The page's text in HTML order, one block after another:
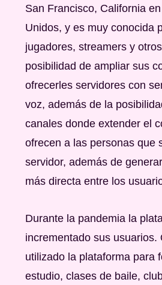
San Francisco, California
Unidos, y es muy conocida
jugadores, streamers y
posibilidad de ampliar sus
ofrecerles servidores con
voz, además de la
canales donde extender el
ofrecen a las personas que
servidor, además de
más directa entre los
Durante la pandemia la
incrementado sus usuarios.
utilizado la plataforma para
estudio, clases de baile,